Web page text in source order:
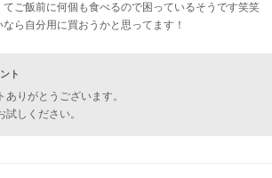
てご飯前に何個も食べるので困っているそうです笑笑
ら自分用に買おうかと思ってます！
ト
ありがとうございます。
しください。